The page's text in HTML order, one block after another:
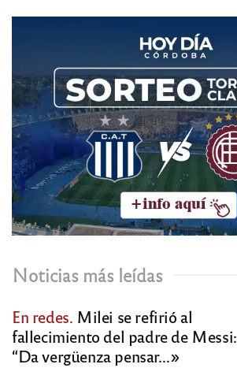
Noticias más leídas
En redes. Milei se refirió al
fallecimiento del padre de Messi:
“Da vergüenza pensar…»